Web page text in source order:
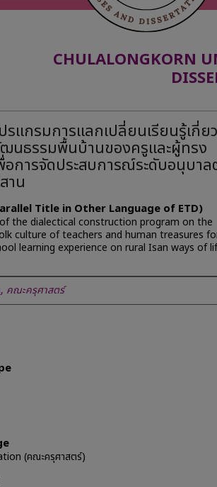
CHULALONGKORN
แกรมการแลกเปลี่ยนเรียนรู้เกี่ย
ฒนธรรมพื้นบ้านของครูและผู้ทรง
การจัดประสบการณ์ระดับอนุบาล
าน
Title in Other Language of ETD)
the dialectical construction program on the
culture of teachers and human treasures
learning experience on rural Isan ways of
, คณะครุศาสตร์
(คณะครุศาสตร์)